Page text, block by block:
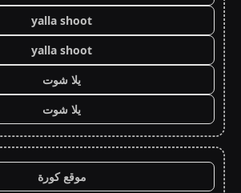
yalla shoot
yalla shoot
يلا شوت
يلا شوت
موقع كورة